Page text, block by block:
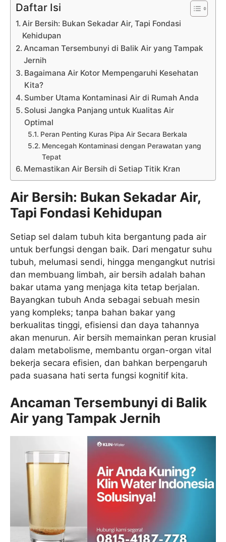
Daftar Isi
Air Bersih: Bukan Sekadar Air, Tapi Fondasi
Kehidupan
Ancaman Tersembunyi di Balik Air yang Tampak
Jernih
Bagaimana Air Kotor Mempengaruhi Kesehatan
Kita?
Sumber Utama Kontaminasi Air di Rumah Anda
Solusi Jangka Panjang untuk Kualitas Air
Optimal
Peran Penting Kuras Pipa Air Secara Berkala
Mencegah Kontaminasi dengan Perawatan yang
Tepat
Memastikan Air Bersih di Setiap Titik Kran
Air Bersih: Bukan Sekadar Air,
Tapi Fondasi Kehidupan
Setiap sel dalam tubuh kita bergantung pada air
untuk berfungsi dengan baik. Dari mengatur suhu
tubuh, melumasi sendi, hingga mengangkut nutrisi
dan membuang limbah, air bersih adalah bahan
bakar utama yang menjaga kita tetap berjalan.
Bayangkan tubuh Anda sebagai sebuah mesin
yang kompleks; tanpa bahan bakar yang
berkualitas tinggi, efisiensi dan daya tahannya
akan menurun. Air bersih memainkan peran krusial
dalam metabolisme, membantu organ-organ vital
bekerja secara efisien, dan bahkan berpengaruh
pada suasana hati serta fungsi kognitif kita.
Ancaman Tersembunyi di Balik
Air yang Tampak Jernih